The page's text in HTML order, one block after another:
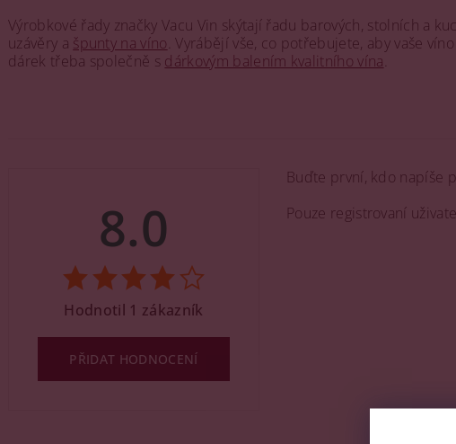
Výrobkové řady značky Vacu Vin skýtají řadu barových, stolních a
uzávěry a špunty na víno . Vyrábějí vše, co potřebujete, aby vaše
dárek třeba společně s dárkovým balením kvalitního vína
Buďte první, kdo napíše
Pouze registrovaní
8.0
Hodnotil 1 zákazník
PŘIDAT HODNOCENÍ